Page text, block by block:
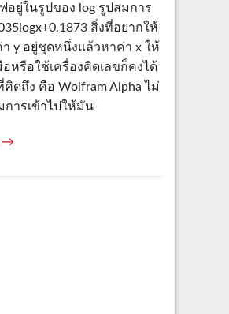
อยู่ในรูปของ log รูปสมการ
สิ่งที่อยากให้
y อยู่ชุดหนึ่งแล้วหาค่า x ให้
หรือใช้เครื่องคิดเลขก็คงได้
ดถึง คือ Wolfram Alpha ไม่
การเข้าไปให้มัน
→